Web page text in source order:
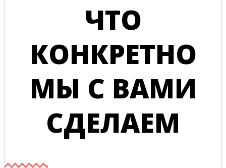
ЧТО
КОНКРЕТНО
МЫ С ВАМИ
СДЕЛАЕМ